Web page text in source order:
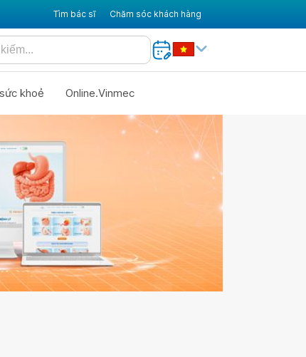
Tìm bác sĩ Chăm sóc khách hàng
khoẻ Online.Vinmec